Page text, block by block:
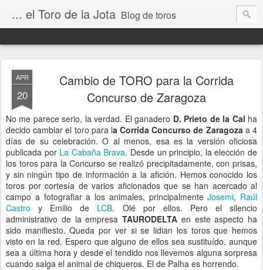
... el Toro de la Jota Blog de toros
APR
20
Cambio de TORO para la Corrida
Concurso de Zaragoza
No me parece serio, la verdad. El ganadero D. Prieto de la Cal ha
decido cambiar el toro para la Corrida Concurso de Zaragozaa 4
días de su celebración. O al menos, esa es la versión oficiosa
publicada por La Cabaña Brava. Desde un principio, la elección de
los toros para la Concurso se realizó precipitadamente, con prisas,
y sin ningún tipo de información a la afición. Hemos conocido los
toros por cortesía de varios aficionados que se han acercado al
campo a fotografiar a los animales, principalmenteJosemi, Raúl
Castro y Emilio de LCB. Olé por ellos. Pero el silencio
administrativo de la empresa TAURODELTA en este aspecto ha
sido manifiesto. Queda por ver si se lidian los toros que hemos
visto en la red. Espero que alguno de ellos sea sustituído, aunque
sea a última hora y desde el tendido nos llevemos alguna sorpresa
cuando salga el animal de chiqueros. El de Palha es horrendo.